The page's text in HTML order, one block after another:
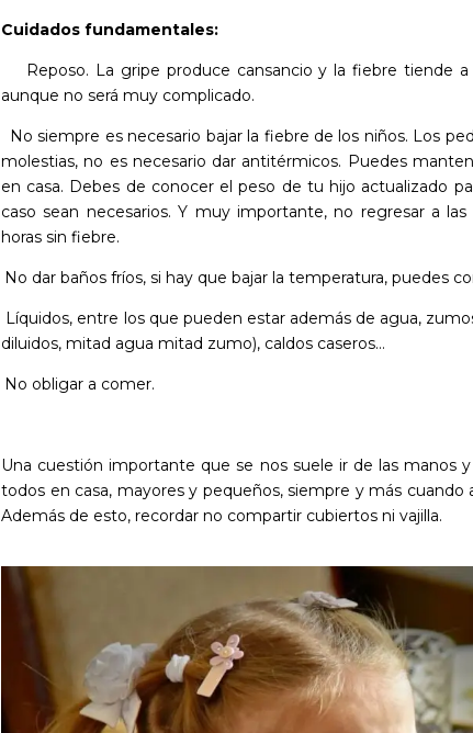
Cuidados fundamentales:
Reposo. La gripe produce cansancio y la fiebre tiende
aunque no será muy complicado.
No siempre es necesario bajar la fiebre de los niños. Los
molestias, no es necesario dar antitérmicos. Puedes
en casa. Debes de conocer el peso de tu hijo actualizado
caso sean necesarios. Y muy importante, no regresar a
horas sin fiebre.
No dar baños fríos, si hay que bajar la temperatura, puedes
Líquidos, entre los que pueden estar además de agua,
diluidos, mitad agua mitad zumo), caldos caseros…
No obligar a comer.
Una cuestión importante que se nos suele ir de las manos
todos en casa, mayores y pequeños, siempre y más
Además de esto, recordar no compartir cubiertos ni vajilla.